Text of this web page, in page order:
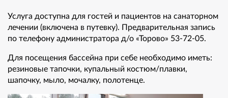
Услуга доступна для гостей и пациентов на санаторном
лечении (включена в путевку). Предварительная запись
по телефону администратора д/о «Торово» 53-72-05.
Для посещения бассейна при себе необходимо иметь:
резиновые тапочки, купальный костюм/плавки,
шапочку, мыло, мочалку, полотенце.